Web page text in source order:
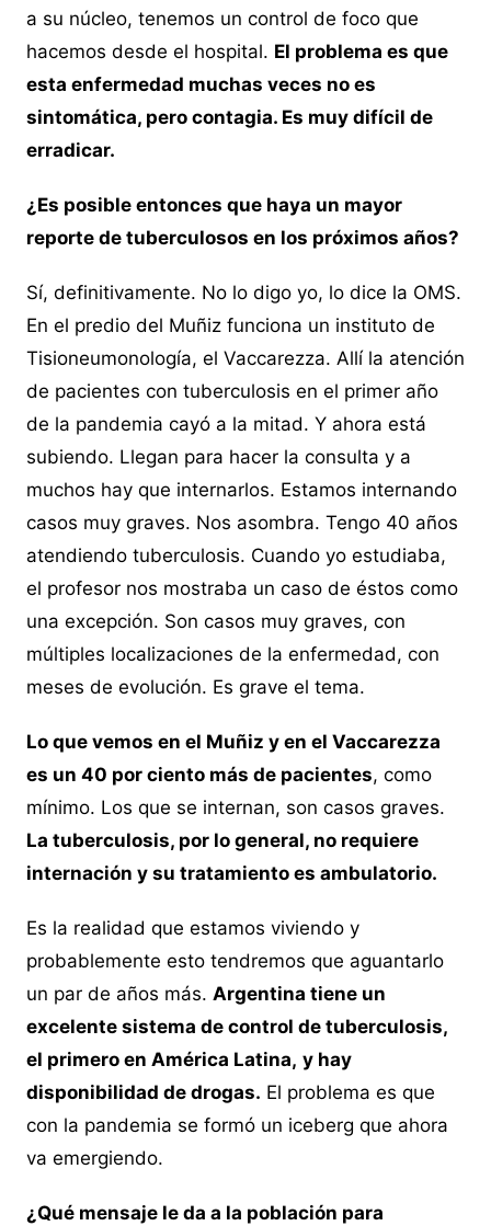
a su núcleo, tenemos un control de foco que
hacemos desde el hospital. El problema es que
esta enfermedad muchas veces no es
sintomática, pero contagia. Es muy difícil de
erradicar.
¿Es posible entonces que haya un mayor
reporte de tuberculosos en los próximos años?
Sí, definitivamente. No lo digo yo, lo dice la OMS.
En el predio del Muñiz funciona un instituto de
Tisioneumonología, el Vaccarezza. Allí la atención
de pacientes con tuberculosis en el primer año
de la pandemia cayó a la mitad. Y ahora está
subiendo. Llegan para hacer la consulta y a
muchos hay que internarlos. Estamos internando
casos muy graves. Nos asombra. Tengo 40 años
atendiendo tuberculosis. Cuando yo estudiaba,
el profesor nos mostraba un caso de éstos como
una excepción. Son casos muy graves, con
múltiples localizaciones de la enfermedad, con
meses de evolución. Es grave el tema.
Lo que vemos en el Muñiz y en el Vaccarezza
es un 40 por ciento más de pacientes, como
mínimo. Los que se internan, son casos graves.
La tuberculosis, por lo general, no requiere
internación y su tratamiento es ambulatorio.
Es la realidad que estamos viviendo y
probablemente esto tendremos que aguantarlo
un par de años más. Argentina tiene un
excelente sistema de control de tuberculosis,
el primero en América Latina, y hay
disponibilidad de drogas. El problema es que
con la pandemia se formó un iceberg que ahora
va emergiendo.
¿Qué mensaje le da a la población para